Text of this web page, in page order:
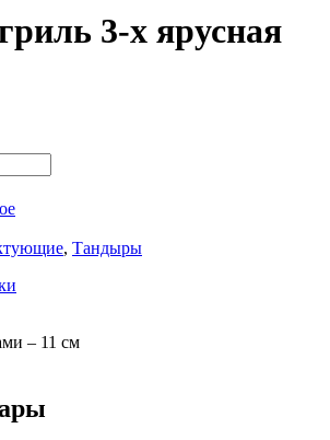
3-х ярусная
, Тандыры
– 11 см